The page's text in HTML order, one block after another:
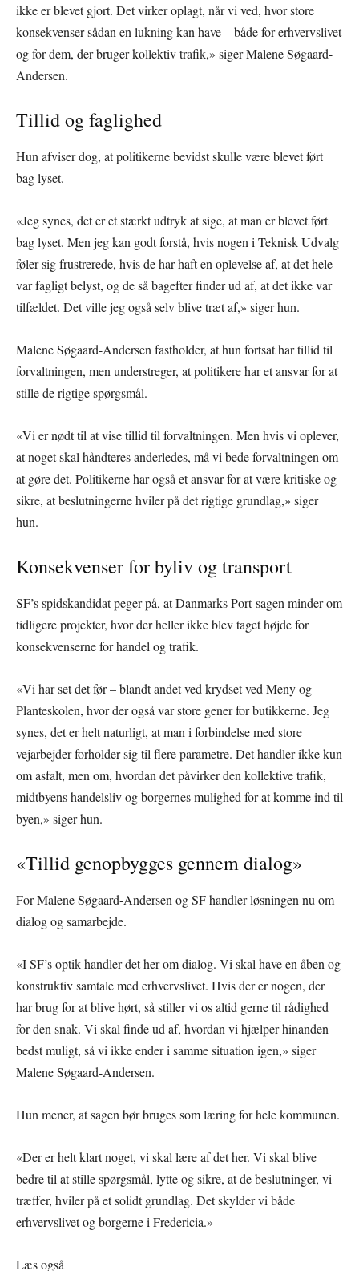
ikke er blevet gjort. Det virker oplagt, når vi ved, hvor store
konsekvenser sådan en lukning kan have – både for erhvervslivet
og for dem, der bruger kollektiv trafik,» siger Malene Søgaard-
Andersen.
Tillid og faglighed
Hun afviser dog, at politikerne bevidst skulle være blevet ført
bag lyset.
«Jeg synes, det er et stærkt udtryk at sige, at man er blevet ført
bag lyset. Men jeg kan godt forstå, hvis nogen i Teknisk Udvalg
føler sig frustrerede, hvis de har haft en oplevelse af, at det hele
var fagligt belyst, og de så bagefter finder ud af, at det ikke var
tilfældet. Det ville jeg også selv blive træt af,» siger hun.
Malene Søgaard-Andersen fastholder, at hun fortsat har tillid til
forvaltningen, men understreger, at politikere har et ansvar for at
stille de rigtige spørgsmål.
«Vi er nødt til at vise tillid til forvaltningen. Men hvis vi oplever,
at noget skal håndteres anderledes, må vi bede forvaltningen om
at gøre det. Politikerne har også et ansvar for at være kritiske og
sikre, at beslutningerne hviler på det rigtige grundlag,» siger
hun.
Konsekvenser for byliv og transport
SF’s spidskandidat peger på, at Danmarks Port-sagen minder om
tidligere projekter, hvor der heller ikke blev taget højde for
konsekvenserne for handel og trafik.
«Vi har set det før – blandt andet ved krydset ved Meny og
Planteskolen, hvor der også var store gener for butikkerne. Jeg
synes, det er helt naturligt, at man i forbindelse med store
vejarbejder forholder sig til flere parametre. Det handler ikke kun
om asfalt, men om, hvordan det påvirker den kollektive trafik,
midtbyens handelsliv og borgernes mulighed for at komme ind til
byen,» siger hun.
«Tillid genopbygges gennem dialog»
For Malene Søgaard-Andersen og SF handler løsningen nu om
dialog og samarbejde.
«I SF’s optik handler det her om dialog. Vi skal have en åben og
konstruktiv samtale med erhvervslivet. Hvis der er nogen, der
har brug for at blive hørt, så stiller vi os altid gerne til rådighed
for den snak. Vi skal finde ud af, hvordan vi hjælper hinanden
bedst muligt, så vi ikke ender i samme situation igen,» siger
Malene Søgaard-Andersen.
Hun mener, at sagen bør bruges som læring for hele kommunen.
«Der er helt klart noget, vi skal lære af det her. Vi skal blive
bedre til at stille spørgsmål, lytte og sikre, at de beslutninger, vi
træffer, hviler på et solidt grundlag. Det skylder vi både
erhvervslivet og borgerne i Fredericia.»
Læs også